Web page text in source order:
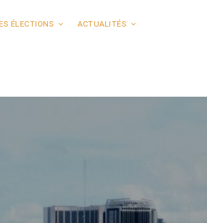
ÉLECTIONS ACTUALITÉS